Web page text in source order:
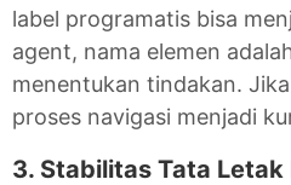
label programatis bisa
agent, nama elemen
menentukan tindakan.
proses navigasi menjadi
3. Stabilitas Tata Letak